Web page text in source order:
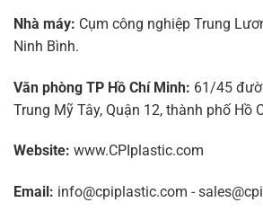
Nhà máy: Cụm công nghiệp Trung
Ninh Bình.
Văn phòng TP Hồ Chí Minh: 61/45
Trung Mỹ Tây, Quận 12, thành phố Hồ
Website: www.CPIplastic.com
Email: info@cpiplastic.com -